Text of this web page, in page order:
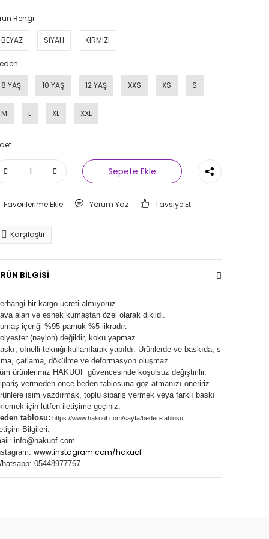
Rengi
BEYAZ SİYAH KIRMIZI
8 YAŞ 10 YAŞ 12 YAŞ XXS XS S
M L XL XXL
Sepete Ekle
Yorum Yaz Tavsiye Et
Karşılaştır
BİLGİSİ
bir kargo ücreti almıyoruz.
alan ve esnek kumaştan özel olarak dikildi.
içeriği %95 pamuk %5 likradır.
(naylon) değildir, koku yapmaz.
ofnelli tekniği kullanılarak yapıldı. Ürünlerde ve baskıda, s
çatlama, dökülme ve deformasyon oluşmaz.
ürünlerimiz HAKUOF güvencesinde koşulsuz değiştirilir.
vermeden önce beden tablosuna göz atmanızı öneririz.
isim yazdırmak, toplu sipariş vermek veya farklı baskı
için lütfen iletişime geçiniz.
tablosu: https://www.hakuof.com/sayfa/beden-tablosu
Bilgileri:
info@hakuof.com
www.instagram.com/hakuof
05448977767